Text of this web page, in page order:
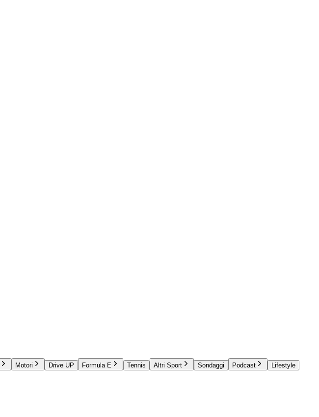
Motori Drive UP Formula E Tennis Altri Sport Sondaggi Podcast
Lifestyle